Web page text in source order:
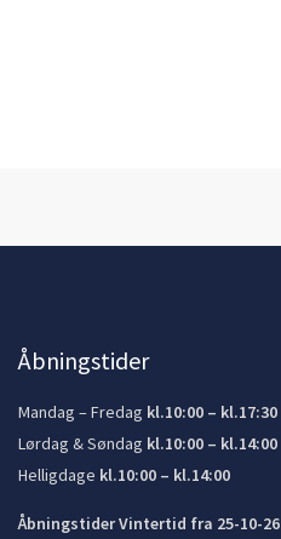
Åbningstider
Mandag – Fredag kl.10:00 – kl.17:30
Lørdag & Søndag kl.10:00 – kl.14:00
Helligdage kl.10:00 – kl.14:00
Åbningstider Vintertid fra 25-10-26